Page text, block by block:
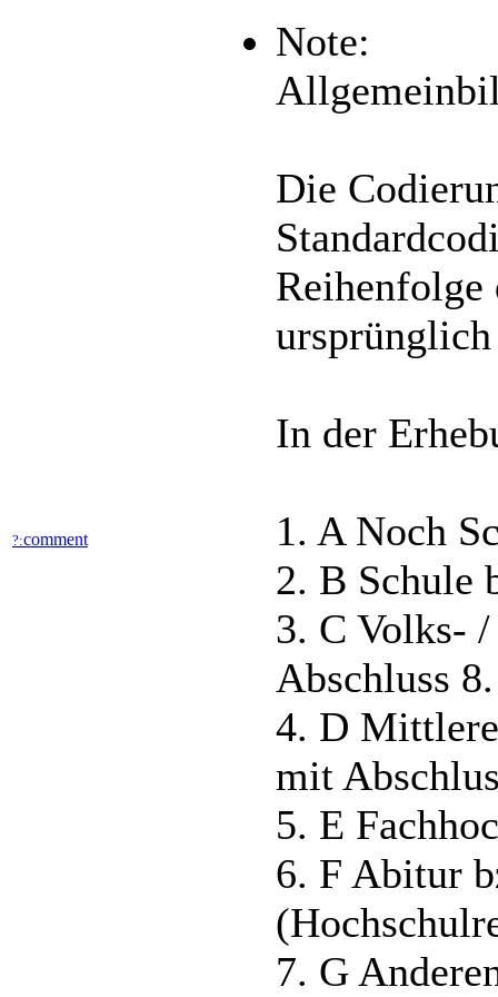
?:comment
Note:
Die
Reihenfolge
In der
1. A Noch
2. B Schule
3. C Volks-
Abschluss
4. D Mittlere
mit
5. E
6. F Abitur
7. G